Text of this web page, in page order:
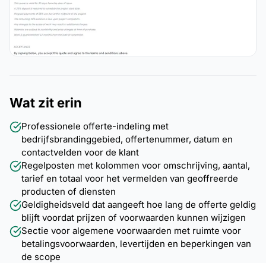
Wat zit erin
Professionele offerte-indeling met
bedrijfsbrandinggebied, offertenummer, datum en
contactvelden voor de klant
Regelposten met kolommen voor omschrijving, aantal,
tarief en totaal voor het vermelden van geoffreerde
producten of diensten
Geldigheidsveld dat aangeeft hoe lang de offerte geldig
blijft voordat prijzen of voorwaarden kunnen wijzigen
Sectie voor algemene voorwaarden met ruimte voor
betalingsvoorwaarden, levertijden en beperkingen van
de scope